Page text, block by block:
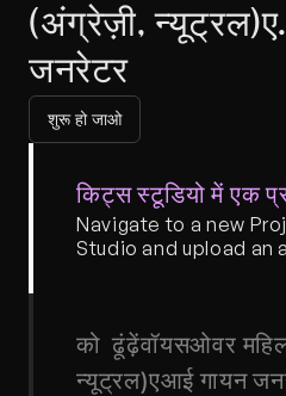
(अंग्रेज़ी,
जनरेटर
शुरू हो जाओ
किट्स स्टूडियो में एक
Navigate to a new
Studio and upload an
को  ढूंढ़ेंवॉयसओवर
न्यूट्रल)एआई गायन